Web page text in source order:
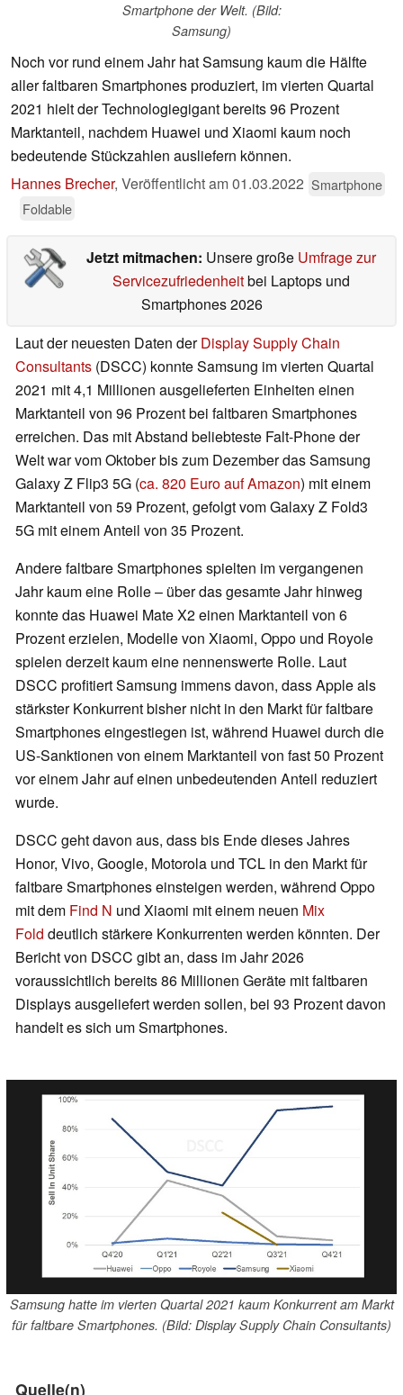
Smartphone der Welt. (Bild:
Samsung)
Noch vor rund einem Jahr hat Samsung kaum die Hälfte
aller faltbaren Smartphones produziert, im vierten Quartal
2021 hielt der Technologiegigant bereits 96 Prozent
Marktanteil, nachdem Huawei und Xiaomi kaum noch
bedeutende Stückzahlen ausliefern können.
Hannes Brecher, Veröffentlicht am01.03.2022 Smartphone
Foldable
Jetzt mitmachen: Unsere große Umfrage zur
Servicezufriedenheitbei Laptops und
Smartphones 2026
Laut der neuesten Daten derDisplay Supply Chain
Consultants (DSCC) konnte Samsung im vierten Quartal
2021 mit 4,1 Millionen ausgelieferten Einheiten einen
Marktanteil von 96 Prozent bei faltbaren Smartphones
erreichen. Das mit Abstand beliebteste Falt-Phone der
Welt war vom Oktober bis zum Dezember das Samsung
Galaxy Z Flip3 5G (ca. 820 Euro auf Amazon) mit einem
Marktanteil von 59 Prozent, gefolgt vom Galaxy Z Fold3
5G mit einem Anteil von 35 Prozent.
Andere faltbare Smartphones spielten im vergangenen
Jahr kaum eine Rolle – über das gesamte Jahr hinweg
konnte das Huawei Mate X2 einen Marktanteil von 6
Prozent erzielen, Modelle von Xiaomi, Oppo und Royole
spielen derzeit kaum eine nennenswerte Rolle. Laut
DSCC profitiert Samsung immens davon, dass Apple als
stärkster Konkurrent bisher nicht in den Markt für faltbare
Smartphones eingestiegen ist, während Huawei durch die
US-Sanktionen von einem Marktanteil von fast 50 Prozent
vor einem Jahr auf einen unbedeutenden Anteil reduziert
wurde.
DSCC geht davon aus, dass bis Ende dieses Jahres
Honor, Vivo, Google, Motorola und TCL in den Markt für
faltbare Smartphones einsteigen werden, während Oppo
mit dem Find N und Xiaomi mit einem neuen Mix
Fold deutlich stärkere Konkurrenten werden könnten. Der
Bericht von DSCC gibt an, dass im Jahr 2026
voraussichtlich bereits 86 Millionen Geräte mit faltbaren
Displays ausgeliefert werden sollen, bei 93 Prozent davon
handelt es sich um Smartphones.
Samsung hatte im vierten Quartal 2021 kaum Konkurrent am Markt
für faltbare Smartphones. (Bild: Display Supply Chain Consultants)
Quelle(n)